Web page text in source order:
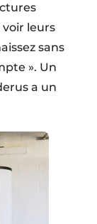
leurs
sans
». Un
a un